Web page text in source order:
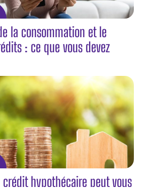
la consommation et le
: ce que vous devez
crédit hypothécaire peut vous